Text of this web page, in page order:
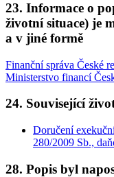
23. Informace o
životní situace) je
a v jiné formě
Finanční správa České
Ministerstvo financí
24. Související
Doručení
280/2009 Sb.,
28. Popis byl